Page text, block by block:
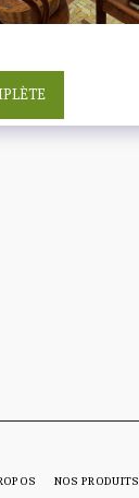
NOS PRODUITS